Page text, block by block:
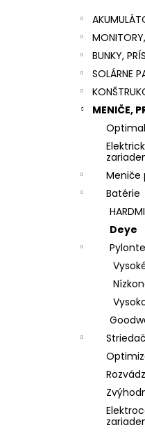
BUNKY,
SOLÁRNE
MENIČE,
Meniče
Batérie
Deye